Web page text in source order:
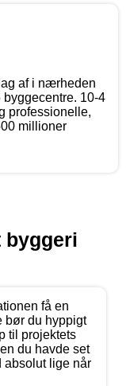
af i nærheden
10-4
professionelle,
millioner
få en
bør du hyppigt
til projektets
du havde set
absolut lige når